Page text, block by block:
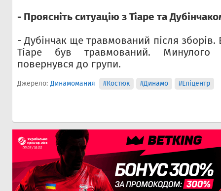
- Проясніть ситуацію з Тіаре та
- Дубінчак ще травмований після зборів.
Тіаре був травмований. Минулого
повернувся до групи.
Джерело: Динамомания #Костюк #Динамо #Епіцентр